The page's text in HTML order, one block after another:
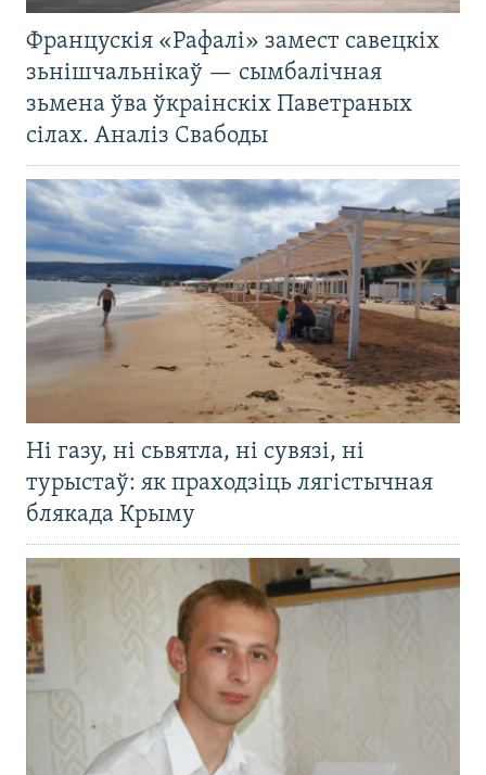
Францускія «Рафалі» замест савецкіх
зьнішчальнікаў — сымбалічная
зьмена ўва ўкраінскіх Паветраных
сілах. Аналіз Свабоды
Ні газу, ні сьвятла, ні сувязі, ні
турыстаў: як праходзіць лягістычная
блякада Крыму